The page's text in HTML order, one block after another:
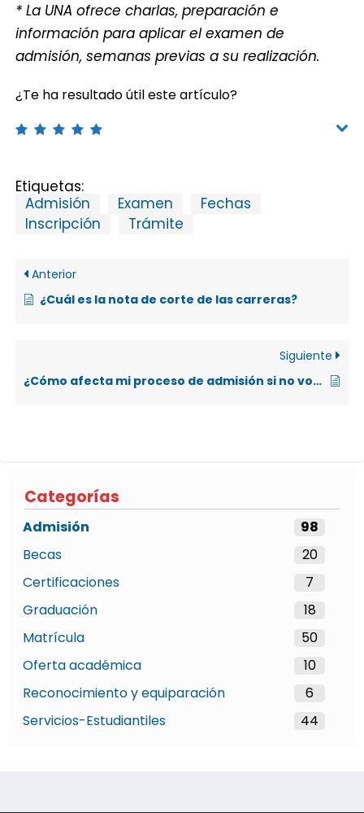
Categorías
Admisión
98
Becas
20
Certificaciones
7
Graduación
18
Matrícula
50
Oferta académica
10
Reconocimiento y equiparación
6
Servicios-Estudiantiles
44
* La UNA ofrece charlas, preparación e
información para aplicar el examen de
admisión, semanas previas a su realización.
¿Te ha resultado útil este artículo?
Etiquetas:
Admisión
Examen
Fechas
Inscripción
Trámite
Anterior
¿Cuál es la nota de corte de las carreras?
Siguiente
¿Cómo afecta mi proceso de admisión si no voy a capacitación de matrícula?